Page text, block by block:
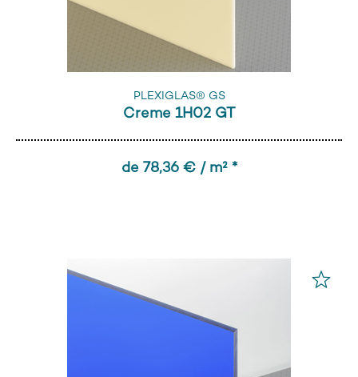
PLEXIGLAS® GS
Creme 1H02 GT
de 78,36 € / m² *